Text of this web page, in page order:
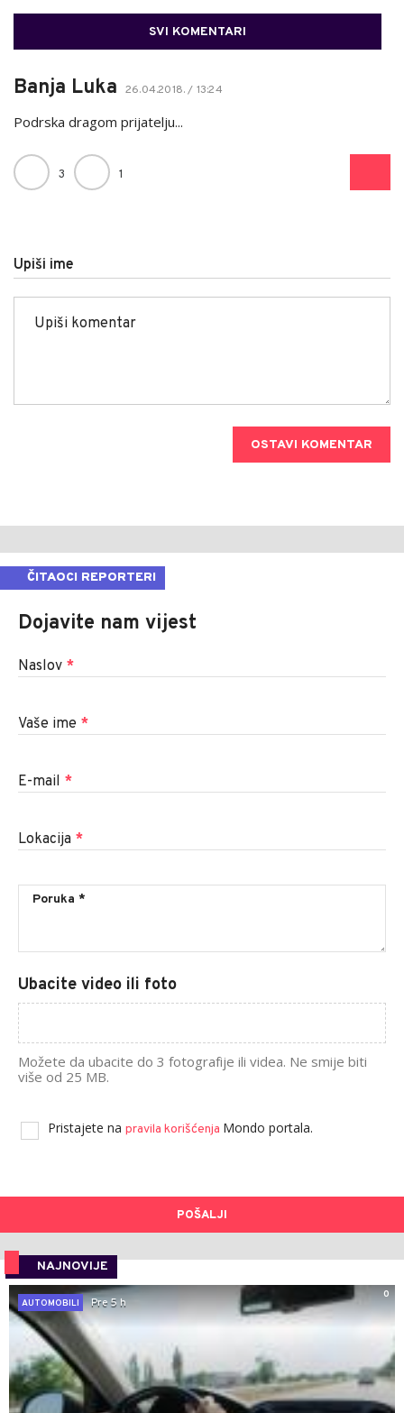
SVI KOMENTARI
Banja Luka 26.04.2018. / 13:24
Podrska dragom prijatelju...
3 1
Upiši ime
OSTAVI KOMENTAR
ČITAOCI REPORTERI
Dojavite nam vijest
Naslov *
Vaše ime *
E-mail *
Lokacija *
Ubacite video ili foto
Možete da ubacite do 3 fotografije ili videa. Ne smije biti
više od 25 MB.
Pristajete na pravila korišćenja Mondo portala.
POŠALJI
NAJNOVIJE
0
AUTOMOBILI
Pre 5 h